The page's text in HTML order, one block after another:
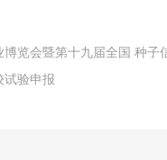
览会暨第十九届全国 种子
试验申报